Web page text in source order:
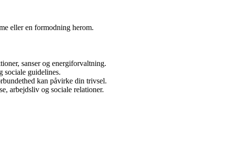
eller en formodning herom.
sanser og energiforvaltning.
sociale guidelines.
kan påvirke din trivsel.
arbejdsliv og sociale relationer.